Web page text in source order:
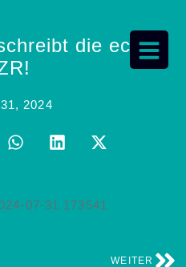
die echte
2024
WEITER